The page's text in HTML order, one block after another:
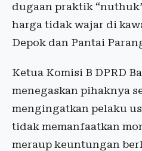
dugaan praktik
harga tidak wajar di
Depok dan Pantai
Ketua Komisi B DPRD
menegaskan pihaknya
mengingatkan pelaku
tidak memanfaatkan
meraup keuntungan